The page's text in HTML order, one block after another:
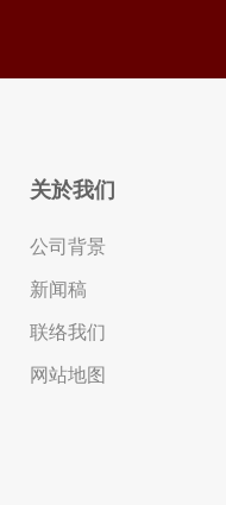
关於我们
公司背景
新闻稿
联络我们
网站地图